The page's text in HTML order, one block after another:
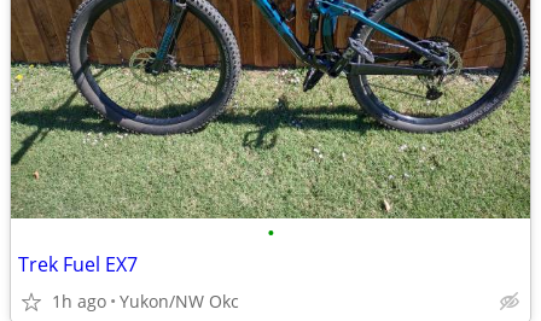
•
Trek Fuel EX7
1h ago Yukon/NW Okc